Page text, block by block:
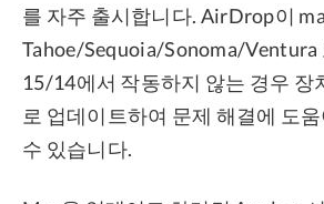
를 자주 출시합니다. AirDrop이
Tahoe/Sequoia/Sonoma/Ventura
15/14에서 작동하지 않는 경우 장
로 업데이트하여 문제 해결에 도
수 있습니다.